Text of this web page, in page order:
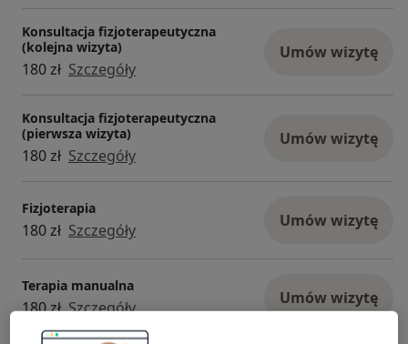
Konsultacja fizjoterapeutyczna
(kolejna wizyta)
180 zł Szczegóły
Umów wizytę
Konsultacja fizjoterapeutyczna
(pierwsza wizyta)
180 zł Szczegóły
Umów wizytę
Fizjoterapia
180 zł Szczegóły Umów wizytę
Terapia manualna
180 zł Szczegóły Umów wizytę